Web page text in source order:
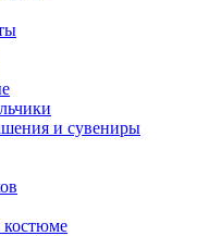
и сувениры